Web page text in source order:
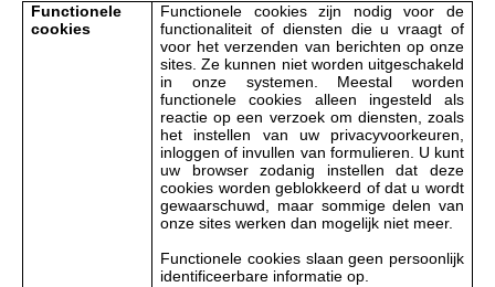
Functionele
cookies
Functionele cookies zijn nodig voor de
functionaliteit of diensten die u vraagt of
voor het verzenden van berichten op onze
sites. Ze kunnen niet worden uitgeschakeld
in onze systemen. Meestal worden
functionele cookies alleen ingesteld als
reactie op een verzoek om diensten, zoals
het instellen van uw privacyvoorkeuren,
inloggen of invullen van formulieren. U kunt
uw browser zodanig instellen dat deze
cookies worden geblokkeerd of dat u wordt
gewaarschuwd, maar sommige delen van
onze sites werken dan mogelijk niet meer.
Functionele cookies slaan geen persoonlijk
identificeerbare informatie op.